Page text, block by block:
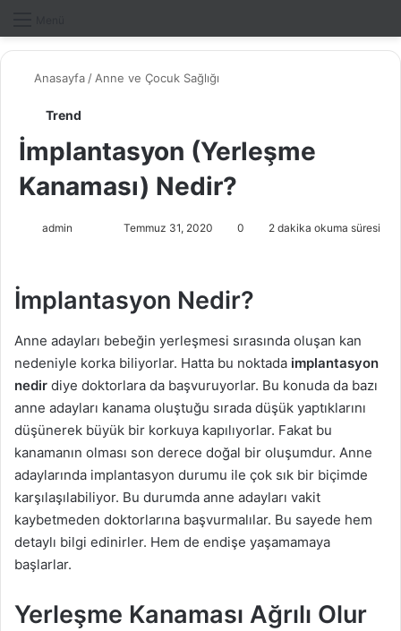
Anasayfa / Anne ve Çocuk Sağlığı
Trend
İmplantasyon (Yerleşme
Kanaması) Nedir?
admin
w
o
e
p
o
s
d
r
k
Temmuz 31, 2020 0 2 dakika okuma süresi
İmplantasyon Nedir?
Anne adayları bebeğin yerleşmesi sırasında oluşan kan
nedeniyle korka biliyorlar. Hatta bu noktada implantasyon
nedir diye doktorlara da başvuruyorlar. Bu konuda da bazı
anne adayları kanama oluştuğu sırada düşük yaptıklarını
düşünerek büyük bir korkuya kapılıyorlar. Fakat bu
kanamanın olması son derece doğal bir oluşumdur. Anne
adaylarında implantasyon durumu ile çok sık bir biçimde
karşılaşılabiliyor. Bu durumda anne adayları vakit
kaybetmeden doktorlarına başvurmalılar. Bu sayede hem
detaylı bilgi edinirler. Hem de endişe yaşamamaya
başlarlar.
Yerleşme Kanaması Ağrılı Olur